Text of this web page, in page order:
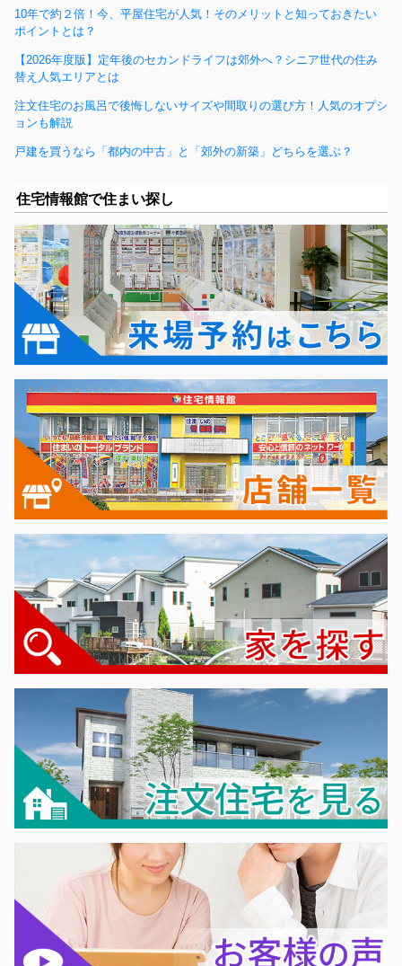
10年で約２倍！今、平屋住宅が人気！そのメリットと知っておきたい
ポイントとは？
【2026年度版】定年後のセカンドライフは郊外へ？シニア世代の住み
替え人気エリアとは
注文住宅のお風呂で後悔しないサイズや間取りの選び方！人気のオプシ
ョンも解説
戸建を買うなら「都内の中古」と「郊外の新築」どちらを選ぶ？
住宅情報館で住まい探し